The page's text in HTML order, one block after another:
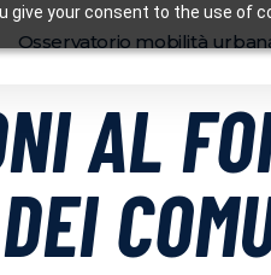
give your consent to the use of
Osservatorio mobilità
AL